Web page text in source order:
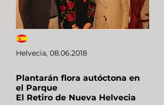
Helvecia, 08.06.2018
Plantarán flora autóctona en
el Parque
El Retiro de Nueva Helvecia